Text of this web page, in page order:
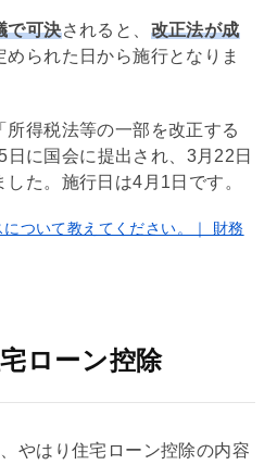
で可決されると、 改正法が成
られた日から施行となりま
得税法等の一部を改正する
に国会に提出され、3月22日
た。施行日は4月1日です。
ついて教えてください。｜ 財務
ローン控除
やはり 住宅ローン控除の内容